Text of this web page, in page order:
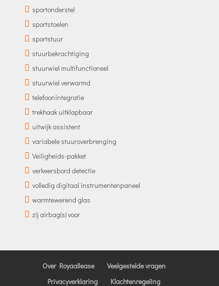
sportonderstel
sportstoelen
sportstuur
stuurbekrachtiging
stuurwiel multifunctioneel
stuurwiel verwarmd
telefoonintegratie
trekhaak uitklapbaar
uitwijk assistent
variabele stuuroverbrenging
Veiligheids-pakket
verkeersbord detectie
volledig digitaal instrumentenpaneel
warmtewerend glas
zij airbag(s) voor
Over Royaallease
Veelgestelde vragen
Privacyverklaring
Klachtenregeling